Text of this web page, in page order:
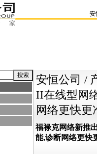
安
安恒公司 /
II在线型网
网络更快更
福禄克网络新推
能,诊断网络更快